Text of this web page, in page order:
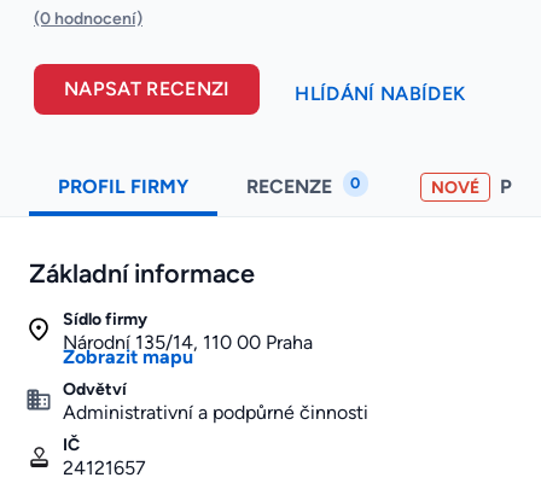
(0 hodnocení)
NAPSAT RECENZI HLÍDÁNÍ NABÍDEK
PROFIL FIRMY RECENZE 0 NOVÉ
Základní informace
Sídlo firmy
Národní 135/14, 110 00 Praha
Zobrazit mapu
Odvětví
Administrativní a podpůrné činnosti
IČ
24121657